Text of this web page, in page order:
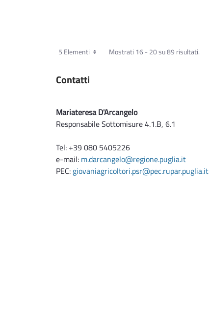
5 Elementi Mostrati 16 - 20 su 89 risultati.
Contatti
Mariateresa D'Arcangelo
Responsabile Sottomisure 4.1.B, 6.1
Tel: +39 080 5405226
e-mail: m.darcangelo@regione.puglia.it
PEC: giovaniagricoltori.psr@pec.rupar.puglia.it